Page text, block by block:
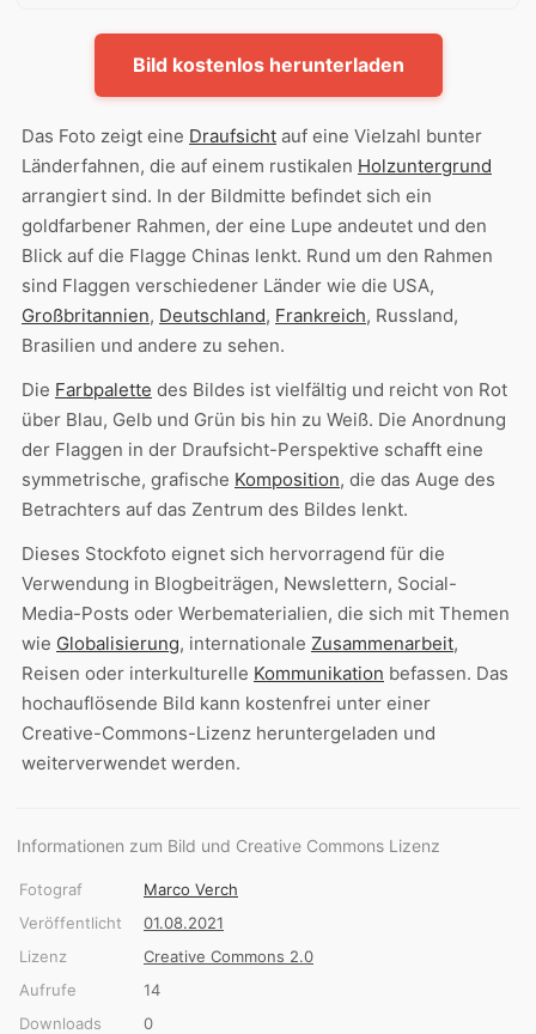
Bild kostenlos herunterladen
Das Foto zeigt eine Draufsicht auf eine Vielzahl bunter
Länderfahnen, die auf einem rustikalen Holzuntergrund
arrangiert sind. In der Bildmitte befindet sich ein
goldfarbener Rahmen, der eine Lupe andeutet und den
Blick auf die Flagge Chinas lenkt. Rund um den Rahmen
sind Flaggen verschiedener Länder wie die USA,
Großbritannien, Deutschland, Frankreich, Russland,
Brasilien und andere zu sehen.
Die Farbpalette des Bildes ist vielfältig und reicht von Rot
über Blau, Gelb und Grün bis hin zu Weiß. Die Anordnung
der Flaggen in der Draufsicht-Perspektive schafft eine
symmetrische, grafische Komposition, die das Auge des
Betrachters auf das Zentrum des Bildes lenkt.
Dieses Stockfoto eignet sich hervorragend für die
Verwendung in Blogbeiträgen, Newslettern, Social-
Media-Posts oder Werbematerialien, die sich mit Themen
wie Globalisierung, internationale Zusammenarbeit,
Reisen oder interkulturelle Kommunikation befassen. Das
hochauflösende Bild kann kostenfrei unter einer
Creative-Commons-Lizenz heruntergeladen und
weiterverwendet werden.
Informationen zum Bild und Creative Commons Lizenz
Fotograf
Marco Verch
Veröffentlicht
01.08.2021
Lizenz
Creative Commons 2.0
Aufrufe
14
Downloads
0